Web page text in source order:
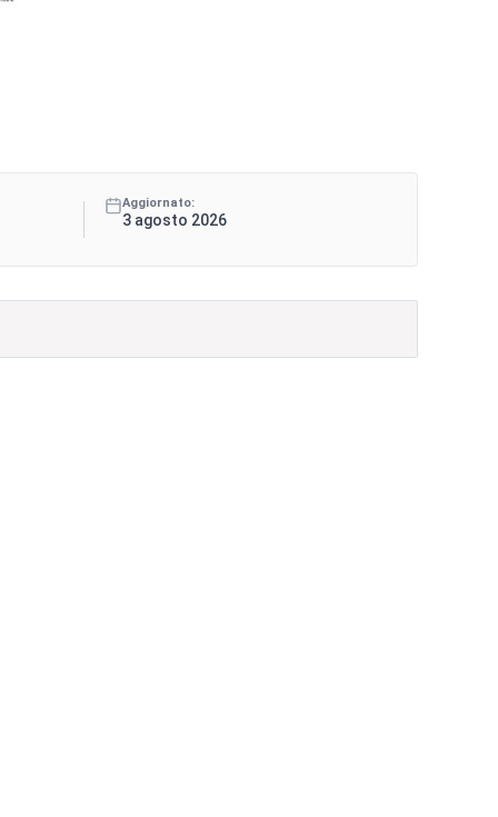
Aggiornato:
3 agosto 2026